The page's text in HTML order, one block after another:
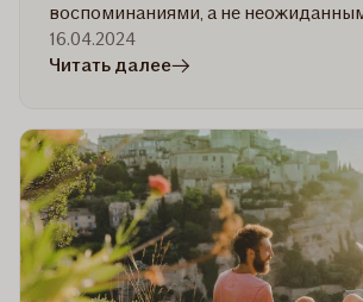
воспоминаниями, а не
16.04.2024
Читать далеев
спланировать
гладкую
поездку
на
машине:
9